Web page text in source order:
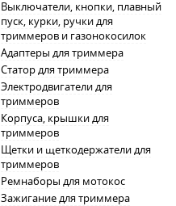
Выключатели, кнопки, плавный
пуск, курки, ручки для
триммеров и газонокосилок
Адаптеры для триммера
Статор для триммера
Электродвигатели для
триммеров
Корпуса, крышки для
триммеров
Щетки и щеткодержатели для
триммеров
Ремнаборы для мотокос
Зажигание для триммера